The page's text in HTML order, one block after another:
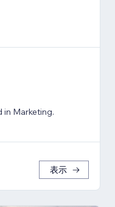
in Marketing.
表示